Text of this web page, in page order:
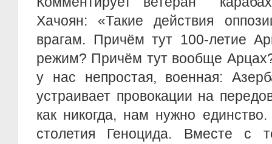
Хачоян: «Такие действия
врагам. Причём тут 100-летие
режим? Причём тут вообще
у нас непростая, военная:
устраивает провокации на
как никогда, нам нужно
столетия Геноцида. Вместе с